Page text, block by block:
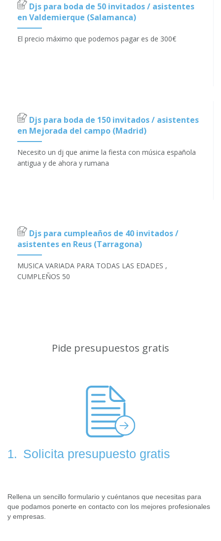
Djs para boda de 50 invitados / asistentes
en Valdemierque (Salamanca)
El precio máximo que podemos pagar es de 300€
Djs para boda de 150 invitados / asistentes
en Mejorada del campo (Madrid)
Necesito un dj que anime la fiesta con música española
antigua y de ahora y rumana
Djs para cumpleaños de 40 invitados /
asistentes en Reus (Tarragona)
MUSICA VARIADA PARA TODAS LAS EDADES ,
CUMPLEÑOS 50
Pide presupuestos gratis
1. Solicita presupuesto gratis
Rellena un sencillo formulario y cuéntanos que necesitas para
que podamos ponerte en contacto con los mejores profesionales
y empresas.